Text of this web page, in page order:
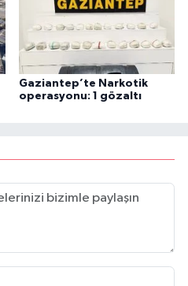
Gaziantep’te Narkotik
operasyonu: 1 gözaltı